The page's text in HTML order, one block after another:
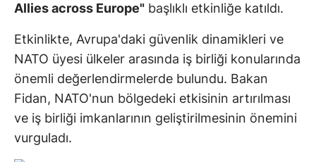
Allies across Europe" başlıklı etkinliğe katıldı.
Etkinlikte, Avrupa'daki güvenlik dinamikleri ve
NATO üyesi ülkeler arasında iş birliği konularında
önemli değerlendirmelerde bulundu. Bakan
Fidan, NATO'nun bölgedeki etkisinin artırılması
ve iş birliği imkanlarının geliştirilmesinin önemini
vurguladı.